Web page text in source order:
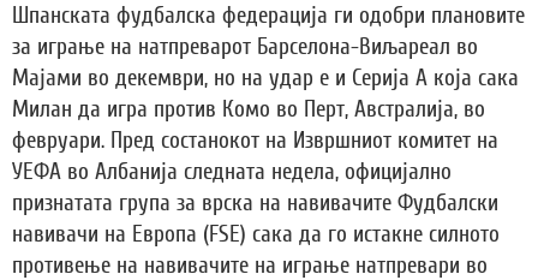
Шпанската фудбалска федерација ги одобри плановите
за играње на натпреварот Барселона-Виљареал во
Мајами во декември, но на удар е и Серија А која сака
Милан да игра против Комо во Перт, Австралија, во
февруари. Пред состанокот на Извршниот комитет на
УЕФА во Албанија следната недела, официјално
признатата група за врска на навивачите Фудбалски
навивачи на Европа (FSE) сака да го истакне силното
противење на навивачите на играње натпревари во